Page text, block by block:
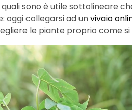
sono è utile sottolineare
oggi collegarsi ad unvivaio
le piante proprio come